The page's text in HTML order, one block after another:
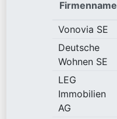
Firmenname
Vonovia SE
Deutsche
Wohnen SE
LEG
Immobilien
AG